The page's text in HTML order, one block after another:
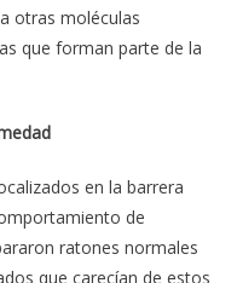
otras moléculas
que forman parte de la
en la barrera
de
ratones normales
que carecían de estos